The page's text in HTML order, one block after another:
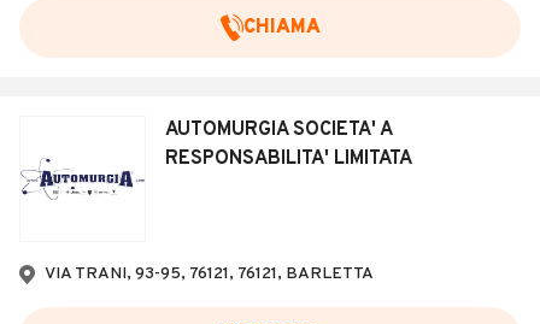
CHIAMA
AUTOMURGIA SOCIETA' A
RESPONSABILITA' LIMITATA
VIA TRANI, 93-95, 76121, 76121, BARLETTA